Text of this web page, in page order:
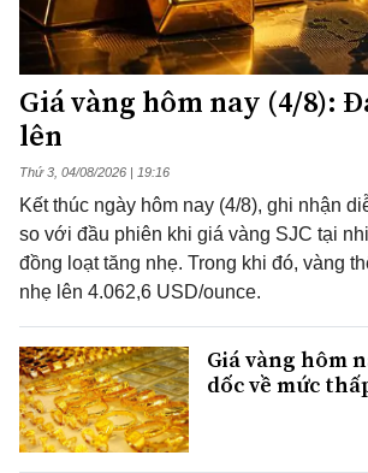
Giá vàng hôm nay (4/8):
lên
Thứ 3, 04/08/2026 | 19:16
Kết thúc ngày hôm nay (4/8), ghi nhận
so với đầu phiên khi giá vàng SJC tại
đồng loạt tăng nhẹ. Trong khi đó, vàng
nhẹ lên 4.062,6 USD/ounce.
Giá vàng hôm
dốc về mức